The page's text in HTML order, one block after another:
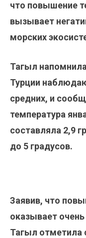
что повышение
вызывает
морских
Тагыл
Турции
средних, и
температура
составляла 2,9
до 5 градусов.
Заявив, что
оказывает
Тагыл